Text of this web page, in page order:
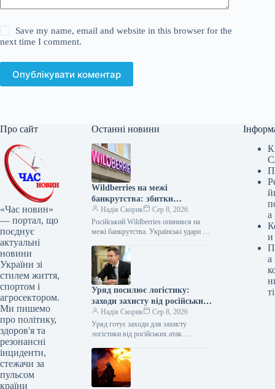
Save my name, email and website in this browser for the
next time I comment.
Опублікувати коментар
Про сайт
«Час новин»
— портал, що
поєднує
актуальні
новини
України зі
стилем життя,
спортом і
агросектором.
Ми пишемо
про політику,
здоров'я та
резонансні
інциденти,
стежачи за
пульсом
країни
Останні новини
Wildberries на межі
банкрутства: збитки
перевищили 200 млрд рублів
Надія Скорик
Сер 8, 2026
Російський Wildberries опинився на
межі банкрутства. Українські удари по
було знищено щонайменше вісім
логістичних хабів компанії,…
Уряд посилює логістику:
заходи захисту від російських
атакНадія Скорик
Сер 8, 2026
Уряд готує заходи для захисту
логістики від російських атак.
провів термінову нараду з
представниками бізнесу, ритейлу та…
а
и
а
ті